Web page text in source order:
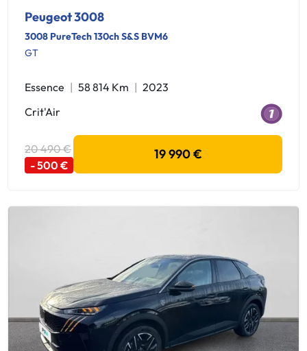
Peugeot 3008
3008 PureTech 130ch S&S BVM6
GT
Essence 58 814 Km
2023
Crit'Air
20 490 €
- 500 €
19 990 €